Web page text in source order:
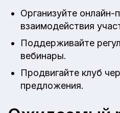
Организуйте онлайн-
взаимодействия
Поддерживайте
вебинары.
Продвигайте клуб
предложения.